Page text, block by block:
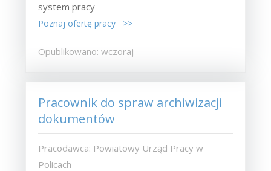
system pracy
Poznaj ofertę pracy >>
Opublikowano: wczoraj
Pracownik do spraw archiwizacji
dokumentów
Pracodawca: Powiatowy Urząd Pracy w
Policach